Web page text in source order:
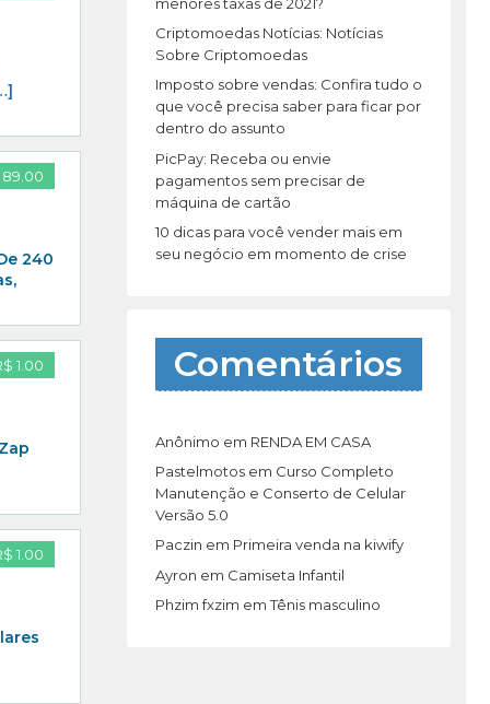
89.00
240
1.00
1.00
:
Criptomoedas Notícias: Notícias
Sobre Criptomoedas
Imposto sobre vendas: Confira tudo o
que você precisa saber para ficar por
dentro do assunto
PicPay: Receba ou envie
pagamentos sem precisar de
máquina de cartão
10 dicas para você vender mais em
seu negócio em momento de crise
Comentários
Anônimo em RENDA EM CASA
Pastelmotosem Curso Completo
Manutenção e Conserto de Celular
Versão 5.0
Paczin em Primeira venda na kiwify
Ayron em Camiseta Infantil
Phzim fxzim emTênis masculino